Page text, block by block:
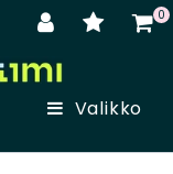
0
Valikko